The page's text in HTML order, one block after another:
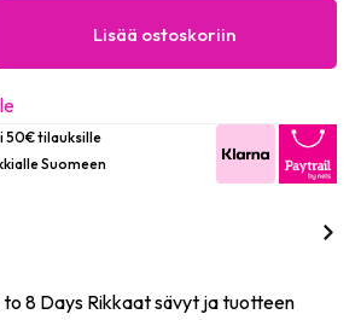
Lisää ostoskoriin
50€ tilauksille
Suomeen
to 8 Days Rikkaat sävyt ja tuotteen